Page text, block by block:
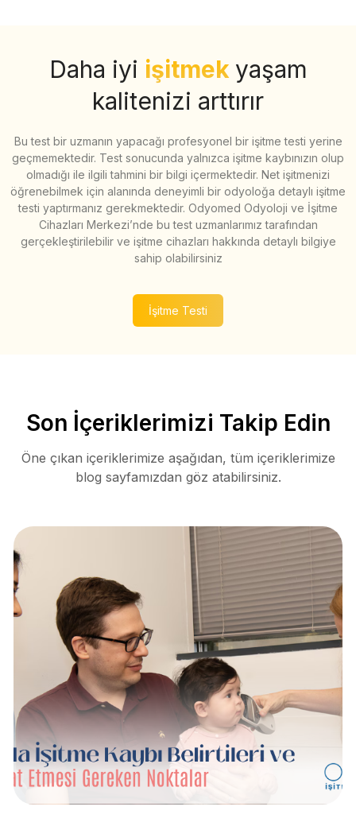
Daha iyi işitmek yaşam
kalitenizi arttırır
Bu test bir uzmanın yapacağı profesyonel bir işitme testi yerine
geçmemektedir. Test sonucunda yalnızca işitme kaybınızın olup
olmadığı ile ilgili tahmini bir bilgi içermektedir. Net işitmenizi
öğrenebilmek için alanında deneyimli bir odyoloğa detaylı işitme
testi yaptırmanız gerekmektedir. Odyomed Odyoloji ve İşitme
Cihazları Merkezi’nde bu test uzmanlarımız tarafından
gerçekleştirilebilir ve işitme cihazları hakkında detaylı bilgiye
sahip olabilirsiniz
İşitme Testi
Son İçeriklerimizi Takip Edin
Öne çıkan içeriklerimize aşağıdan, tüm içeriklerimize
blog sayfamızdan göz atabilirsiniz.